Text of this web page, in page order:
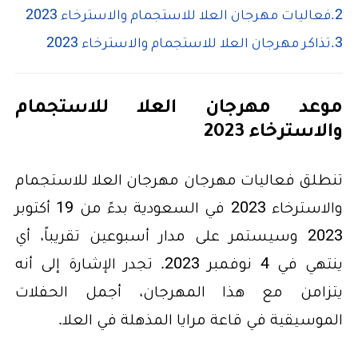
فعاليات مهرجان العلا للاستجمام والاسترخاء 2023
تذاكر مهرجان العلا للاستجمام والاسترخاء 2023
موعد مهرجان العلا للاستجمام
والاسترخاء 2023
تنطلق فعاليات مهرجان مهرجان العلا للاستجمام
والاسترخاء 2023 في السعودية بدءً من 19 أكتوبر
2023 وسيستمر على مدار أسبوعين تقريباً، أي
ينتهي في 4 نوفمبر 2023. تجدر الإشارة إلى أنه
يتزامن مع هذا المهرجان، أجمل الحفلات
الموسيقية في قاعة مرايا المذهلة في العلا.